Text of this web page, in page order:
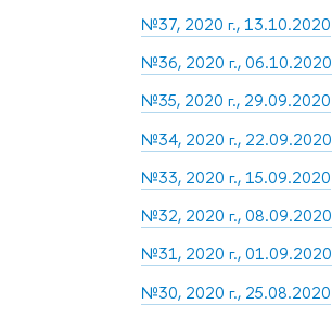
№37, 2020 г., 13.10.2020
№36, 2020 г., 06.10.2020
№35, 2020 г., 29.09.2020
№34, 2020 г., 22.09.2020
№33, 2020 г., 15.09.2020
№32, 2020 г., 08.09.2020
№31, 2020 г., 01.09.2020
№30, 2020 г., 25.08.2020